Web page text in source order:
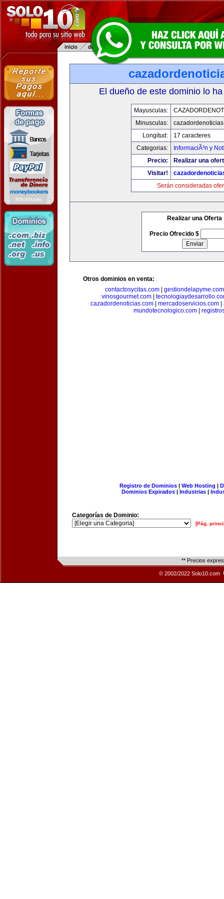
El dueño de este dominio lo
Mayusculas:
Minusculas:
Longitud:
17 caracteres
Categorias:
InformaciÃ³n y
Precio:
Realizar una
Visitar!
Serán consideradas
Realizar una Oferta
Precio Ofrecido $
Otros dominios en venta:
contactosycitas.com| gestiondelapyme.com
vinosgourmet.com
cazadordenoticias.com
mercadoservicios.com
mundotecnologico.com|
Registro de Dominios| Web Hosting |
Dominios Expirados | Industrias |
Categorías de Dominio:
[Pág.
** Precios
© 2002/2022 Solo10.com